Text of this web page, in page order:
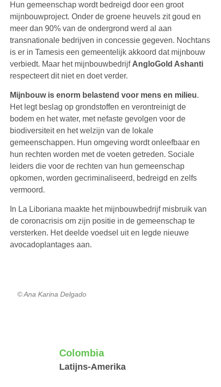
Hun gemeenschap wordt bedreigd door een groot
mijnbouwproject. Onder de groene heuvels zit goud en
meer dan 90% van de ondergrond werd al aan
transnationale bedrijven in concessie gegeven. Nochtans
is er in Tamesis een gemeentelijk akkoord dat mijnbouw
verbiedt. Maar het mijnbouwbedrijf AngloGold Ashanti
respecteert dit niet en doet verder.
Mijnbouw is enorm belastend voor mens en milieu.
Het legt beslag op grondstoffen en verontreinigt de
bodem en het water, met nefaste gevolgen voor de
biodiversiteit en het welzijn van de lokale
gemeenschappen. Hun omgeving wordt onleefbaar en
hun rechten worden met de voeten getreden. Sociale
leiders die voor de rechten van hun gemeenschap
opkomen, worden gecriminaliseerd, bedreigd en zelfs
vermoord.
In La Liboriana maakte het mijnbouwbedrijf misbruik van
de coronacrisis om zijn positie in de gemeenschap te
versterken. Het deelde voedsel uit en legde nieuwe
avocadoplantages aan.
© Ana Karina Delgado
Colombia
Latijns-Amerika